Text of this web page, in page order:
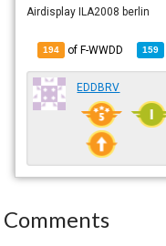
Airdisplay ILA2008 berlin
194 of F-WWDD 159
EDDBRV
Comments